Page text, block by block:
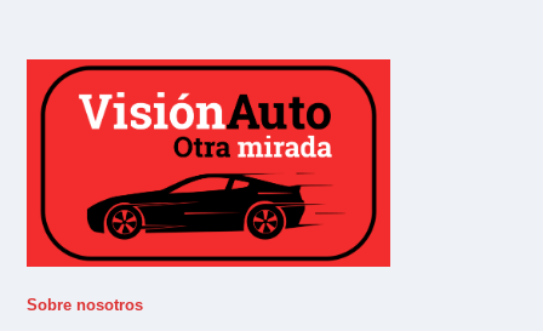
Sobre nosotros